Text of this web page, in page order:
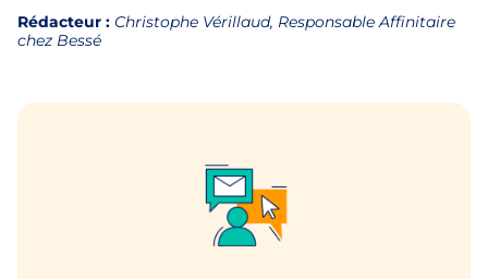
Rédacteur : Christophe Vérillaud, Responsable Affinitaire
chez Bessé